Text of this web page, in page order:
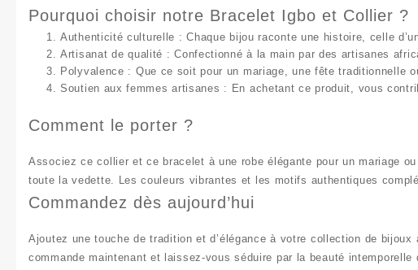
Pourquoi choisir notre Bracelet Igbo et Collier ?
Authenticité culturelle : Chaque bijou raconte une histoire, celle
Artisanat de qualité : Confectionné à la main par des artisanes
Polyvalence : Que ce soit pour un mariage, une fête traditionnelle
Soutien aux femmes artisanes : En achetant ce produit, vous
Comment le porter ?
Associez cecollier et ce bracelet à une robe élégante pour un mariage
toute la vedette. Les couleurs vibrantes et les motifs authentiques
Commandez dès aujourd’hui
Ajoutez une touche de tradition et d’élégance à votre collection de bijoux
commande maintenant et laissez-vous séduire par la beauté intemporelle